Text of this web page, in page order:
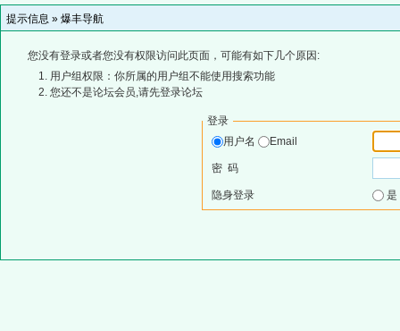
提示信息 » 爆丰导航
您没有登录或者您没有权限访问此页面，可能有如下几个原因:
用户组权限：你所属的用户组不能使用搜索功能
您还不是论坛会员,请先登录论坛
登录
用户名
Email
密 码
隐身登录